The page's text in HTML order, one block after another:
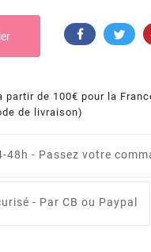
partir de 100€ pour la
de livraison)
48h - Passez votre
- Par CB ou Paypal